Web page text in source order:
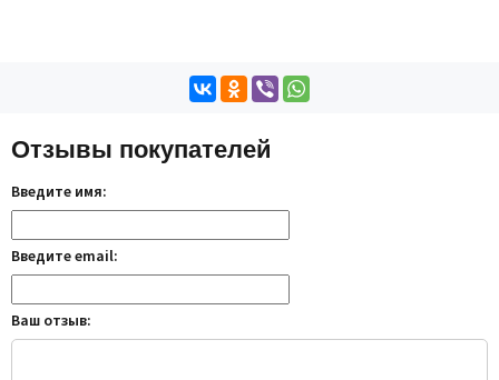
Отзывы покупателей
Введите имя:
Введите email:
Ваш отзыв: